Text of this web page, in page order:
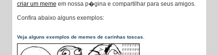
criar um meme em nossa p�gina e compartilhar para seus amigos.
Confira abaixo alguns exemplos:
Veja alguns exemplos de memes de carinhas toscas.